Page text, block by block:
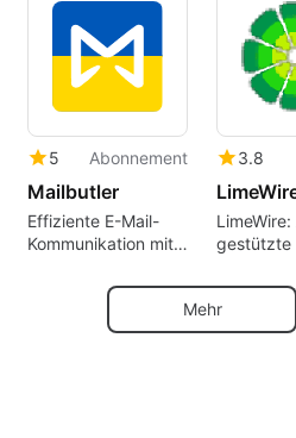
5 Abonnement
Mailbutler
Effiziente E-Mail-
Kommunikation mit
3.8
gestützte
Erstellung
Mehr